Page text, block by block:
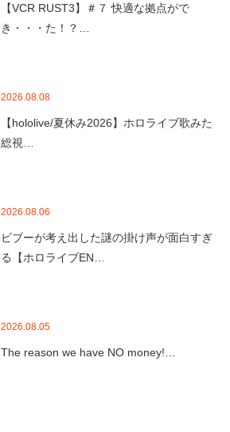
【VCR RUST3】＃７ 快適な拠点がで
き・・・た！？…
2026.08.08
【hololive/夏休み2026】ホロライブ歌みた
総視…
2026.08.06
ビブーが考え出した謎の掛け声が面白すぎ
る【ホロライブEN…
2026.08.05
The reason we have NO money!…